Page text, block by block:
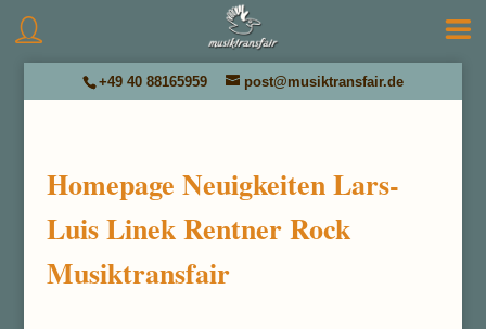
+49 40 88165959 post@musiktransfair.de
Homepage Neuigkeiten Lars-
Luis Linek Rentner Rock
Musiktransfair